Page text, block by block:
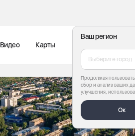
Ваш регион
Выберите город
Продолжая
сбор и анализ ваших
улучшения,
Ок
Видео Карты